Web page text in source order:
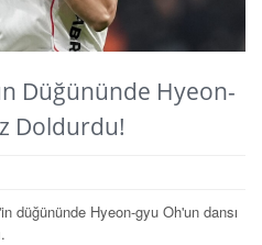
Düğününde Hyeon-
Doldurdu!
düğününde Hyeon-gyu Oh'un dansı